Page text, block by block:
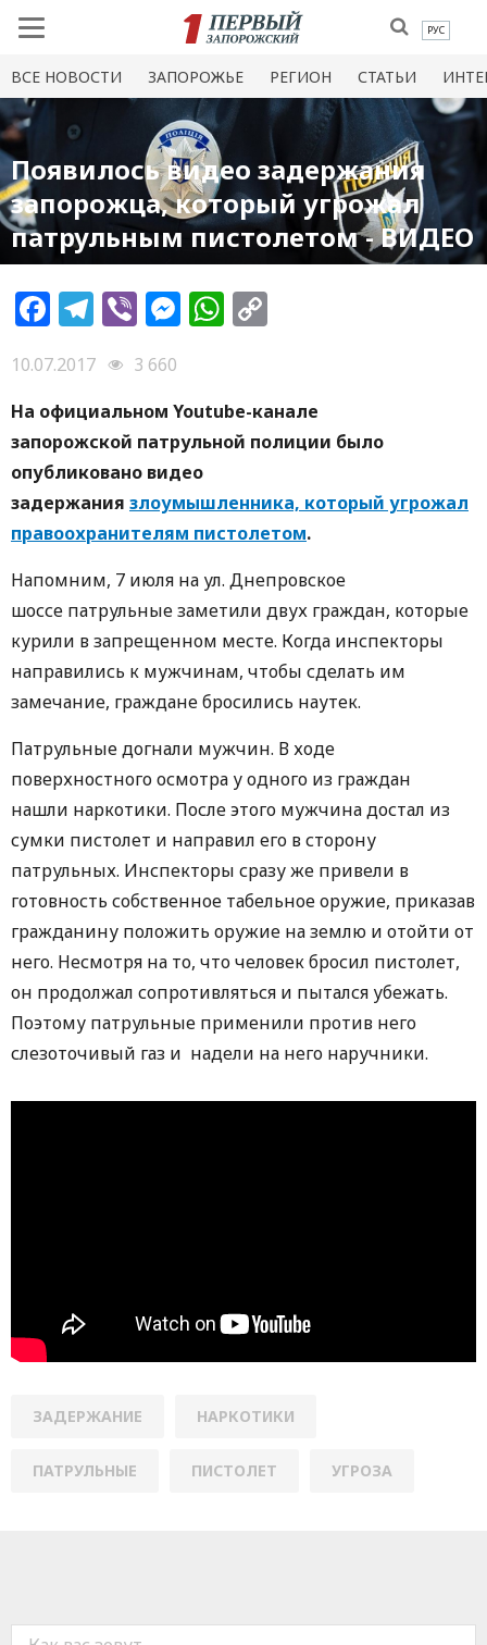
РУС
ВСЕ НОВОСТИ ЗАПОРОЖЬЕ РЕГИОН СТАТЬИ
Появилось видео задержания
запорожца, который угрожал
патрульным пистолетом - ВИДЕО
Facebook
Telegram
ViberMessenger
WhatsApp
10.07.2017
3 660
На официальном Youtube-канале
запорожской патрульной полиции было
опубликовано видео
задержания злоумышленника, который угрожал
правоохранителям пистолетом.
Напомним, 7 июля на ул. Днепровское
шоссе патрульные заметили двух граждан, которые
курили в запрещенном месте. Когда инспекторы
направились к мужчинам, чтобы сделать им
замечание, граждане бросились наутек.
Патрульные догнали мужчин. В ходе
поверхностного осмотра у одного из граждан
нашли наркотики. После этого мужчина достал из
сумки пистолет и направил его в сторону
патрульных. Инспекторы сразу же привели в
готовность собственное табельное оружие, приказав
гражданину положить оружие на землю и отойти от
него. Несмотря на то, что человек бросил пистолет,
он продолжал сопротивляться и пытался убежать.
Поэтому патрульные применили против него
слезоточивый газ и надели на него наручники.
ЗАДЕРЖАНИЕ НАРКОТИКИ
ПАТРУЛЬНЫЕ ПИСТОЛЕТ УГРОЗА